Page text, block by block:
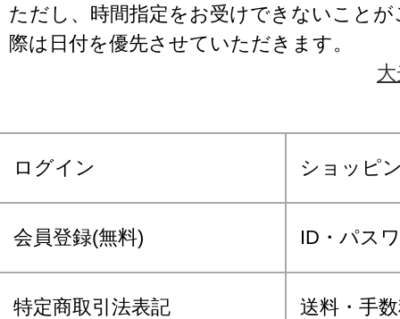
ただし、時間指定をお受けできないこと
際は日付を優先させていただきます。
ログイン ショッピ
会員登録(無料) ID・パス
特定商取引法表記 送料・手